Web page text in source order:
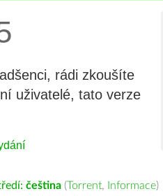
rádi zkoušíte
uživatelé, tato verze
čeština (Torrent, Informace)